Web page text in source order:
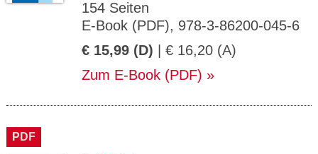
154 Seiten
E-Book (PDF), 978-3-86200-045-6
€ 15,99 (D) | € 16,20 (A)
Zum E-Book (PDF)
PDF